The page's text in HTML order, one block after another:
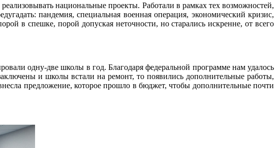
национальные проекты. Работали в рамках тех возможностей,
пандемия, специальная военная операция, экономический кризис,
в спешке, порой допуская неточности, но старались искренне, от всего
одну-две школы в год. Благодаря федеральной программе нам удалось
и школы встали на ремонт, то появились дополнительные работы,
предложение, которое прошло в бюджет, чтобы дополнительные почти